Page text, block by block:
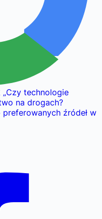
„Czy technologie
na drogach?
źródeł w